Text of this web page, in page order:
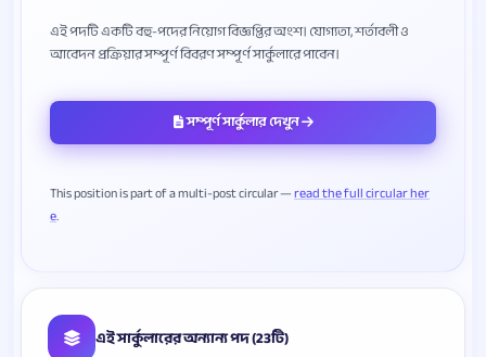
এই পদটি একটি বহু-পদের নিয়োগ বিজ্ঞপ্তির অংশ। যোগ্যতা, শর্তাবলী ও
সম্পূর্ণ সার্কুলার দেখুন
This position is part of a multi-post circular —read the full circular her
e
এই সার্কুলারের অন্যান্য পদ (23টি)